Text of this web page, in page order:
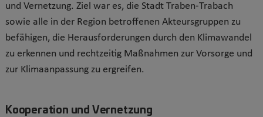
und Vernetzung. Ziel war es, die Stadt Traben-Trabach
sowie alle in der Region betroffenen Akteursgruppen zu
befähigen, die Herausforderungen durch den Klimawandel
zu erkennen und rechtzeitig Maßnahmen zur Vorsorge und
zur Klimaanpassung zu ergreifen.
Kooperation und Vernetzung